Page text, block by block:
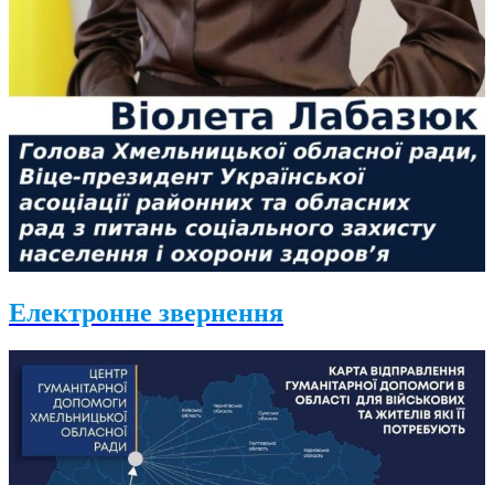
Електронне звернення